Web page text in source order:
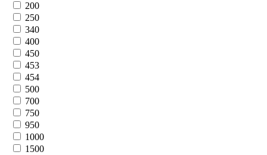
200
250
340
400
450
453
454
500
700
750
950
1000
1500